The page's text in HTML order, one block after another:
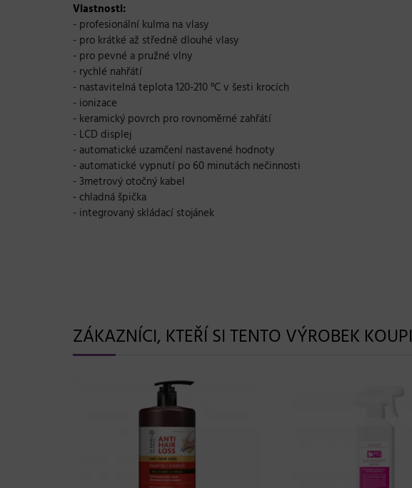
Vlastnosti:
- profesionální kulma na vlasy
- pro krátké až středně dlouhé vlasy
- pro pevné a pružné vlny
- rychlé nahřátí
- nastavitelná teplota 120-210 °C v šesti krocích
- ionizace
- keramický povrch pro rovnoměrné zahřátí
- LCD displej
- automatické uzamčení nastavené hodnoty
- automatické vypnutí po 60 minutách nečinnosti
- 3metrový otočný kabel
- chladná špička
- integrovaný skládací stojánek
ZÁKAZNÍCI, KTEŘÍ SI TENTO VÝROBEK